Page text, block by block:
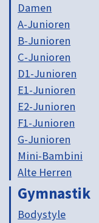
Damen
A-Junioren
B-Junioren
C-Junioren
D1-Junioren
E1-Junioren
E2-Junioren
F1-Junioren
G-Junioren
Mini-Bambini
Alte Herren
Gymnastik
Bodystyle